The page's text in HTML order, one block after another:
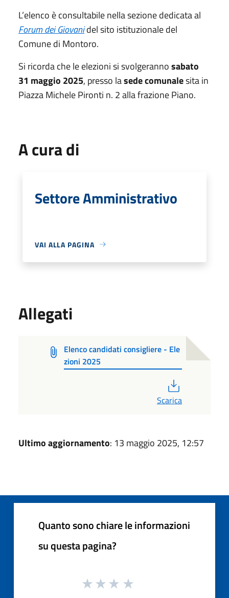
L’elenco è consultabile nella sezione dedicata al
Forum dei Giovanidel sito istituzionale del
Comune di Montoro.
Si ricorda che le elezioni si svolgerannosabato
31 maggio 2025, presso lasede comunalesita in
Piazza Michele Pironti n. 2 alla frazione Piano.
A cura di
Settore Amministrativo
VAI ALLA PAGINA
Allegati
Elenco candidati consigliere - Ele
zioni 2025
Scarica
Ultimo aggiornamento: 13 maggio 2025, 12:57
Quanto sono chiare le informazioni
su questa pagina?